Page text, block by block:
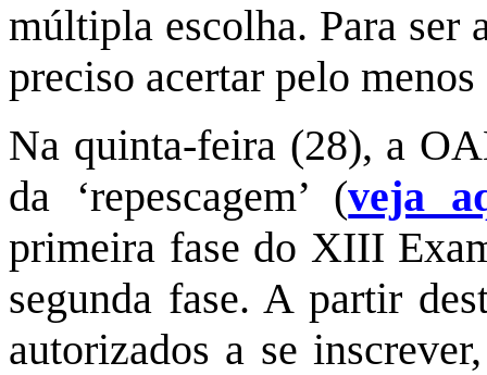
múltipla escolha. Para ser
preciso acertar pelo
Na quinta-feira (28), a
da ‘repescagem’ (veja
primeira fase do XIII
segunda fase. A partir
autorizados a se